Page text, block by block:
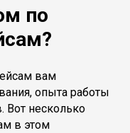
по
вам
опыта работы
Вот несколько
в этом